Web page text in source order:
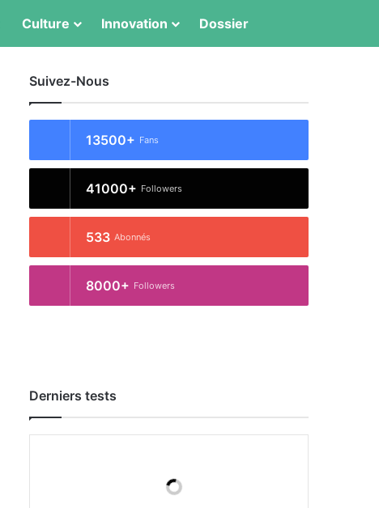
Culture Innovation Dossier
Suivez-Nous
13500+ Fans
41000+ Followers
533 Abonnés
8000+ Followers
Derniers tests